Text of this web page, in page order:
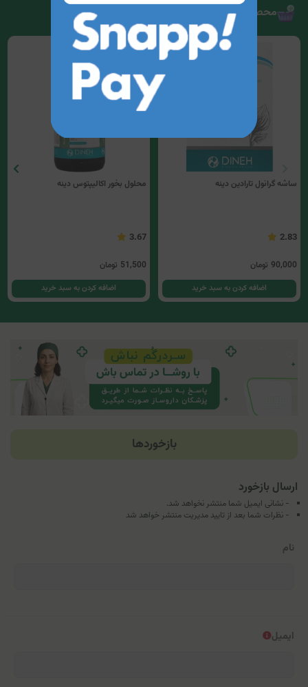
محصولات مرتبط
ساشه گرانول تارادین دینه
2.83
90,000 تومان
اضافه کردن به سبد خرید
محلول بخور اکالیپتوس دینه
3.67
51,500 تومان
اضافه کردن به سبد خرید
بازخوردها
ارسال بازخورد
- نشانی ایمیل شما منتشر نخواهد شد.
- نظرات شما بعد از تایید مدیریت منتشر خواهد شد
نام
ایمیل